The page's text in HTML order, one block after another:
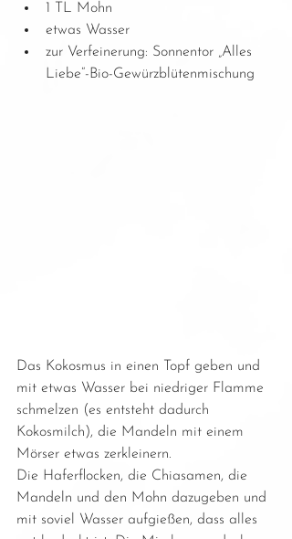
1 TL Mohn
etwas Wasser
zur Verfeinerung: Sonnentor „Alles
Liebe“-Bio-Gewürzblütenmischung
Das Kokosmus in einen Topf geben und
mit etwas Wasser bei niedriger Flamme
schmelzen (es entsteht dadurch
Kokosmilch), die Mandeln mit einem
Mörser etwas zerkleinern.
Die Haferflocken, die Chiasamen, die
Mandeln und den Mohn dazugeben und
mit soviel Wasser aufgießen, dass alles